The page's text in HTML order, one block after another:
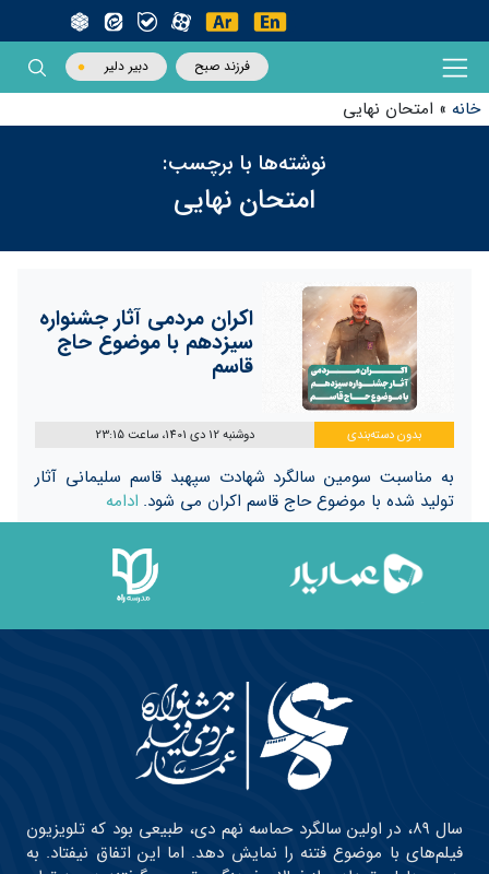
فرزند صبح دبیر دلیر
خانه » امتحان نهایی
نوشته‌ها با برچسب:
امتحان نهایی
اکران مردمی آثار جشنواره
سیزدهم با موضوع حاج
قاسم
بدون دسته‌بندی دوشنبه 12 دی 1401، ساعت 23:15
به مناسبت سومین سالگرد شهادت سپهبد قاسم سلیمانی آثار
تولید شده با موضوع حاج قاسم اکران می شود. ادامه
سال ۸۹، در اولین سالگرد حماسه نهم دی، طبیعی بود که تلویزیون
فیلم‌های با موضوع فتنه را نمایش دهد. اما این اتفاق نیفتاد. به